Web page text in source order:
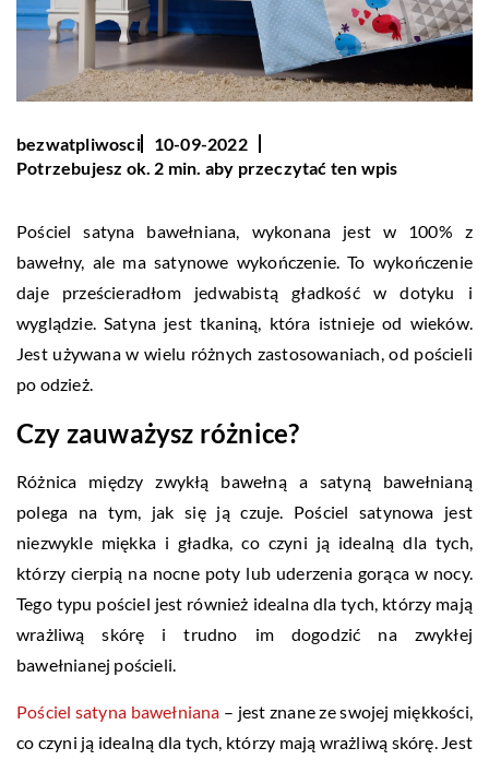
bezwatpliwosci
10-09-2022
Potrzebujesz ok. 2 min. aby przeczytać ten wpis
Pościel satyna bawełniana, wykonana jest w 100% z
bawełny, ale ma satynowe wykończenie. To wykończenie
daje prześcieradłom jedwabistą gładkość w dotyku i
wyglądzie. Satyna jest tkaniną, która istnieje od wieków.
Jest używana w wielu różnych zastosowaniach, od pościeli
po odzież.
Czy zauważysz różnice?
Różnica między zwykłą bawełną a satyną bawełnianą
polega na tym, jak się ją czuje. Pościel satynowa jest
niezwykle miękka i gładka, co czyni ją idealną dla tych,
którzy cierpią na nocne poty lub uderzenia gorąca w nocy.
Tego typu pościel jest również idealna dla tych, którzy mają
wrażliwą skórę i trudno im dogodzić na zwykłej
bawełnianej pościeli.
Pościel satyna bawełniana – jest znane ze swojej miękkości,
co czyni ją idealną dla tych, którzy mają wrażliwą skórę. Jest